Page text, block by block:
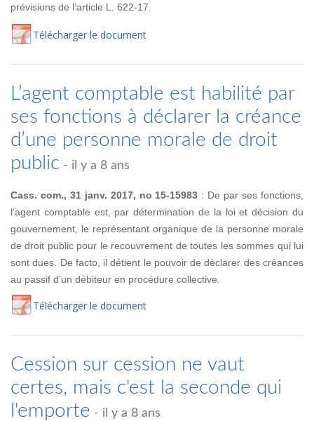
prévisions de l’article L. 622-17.
Télécharger le document
L’agent comptable est habilité par
ses fonctions à déclarer la créance
d’une personne morale de droit
public - il y a 8 ans
Cass. com., 31 janv. 2017, no 15-15983 : De par ses fonctions,
l’agent comptable est, par détermination de la loi et décision du
gouvernement, le représentant organique de la personne morale
de droit public pour le recouvrement de toutes les sommes qui lui
sont dues. De facto, il détient le pouvoir de déclarer des créances
au passif d’un débiteur en procédure collective.
Télécharger le document
Cession sur cession ne vaut
certes, mais c'est la seconde qui
l'emporte - il y a 8 ans